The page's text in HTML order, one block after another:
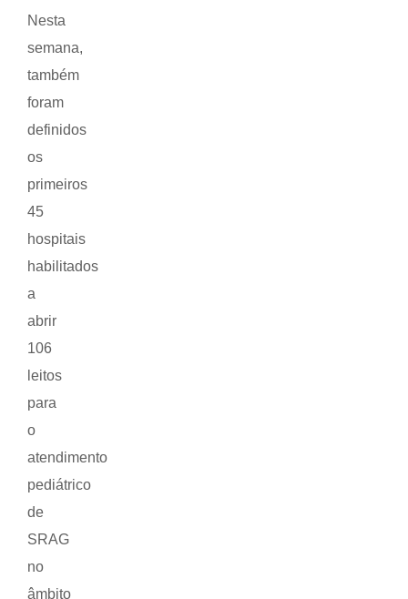
Nesta
semana,
também
foram
definidos
os
primeiros
45
hospitais
habilitados
a
abrir
106
leitos
para
o
atendimento
pediátrico
de
SRAG
no
âmbito